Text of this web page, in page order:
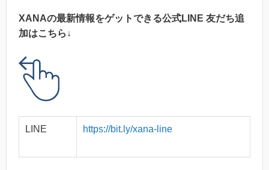
XANAの最新情報をゲットできる公式LINE 友だち追
加はこちら↓
LINE https://bit.ly/xana-line